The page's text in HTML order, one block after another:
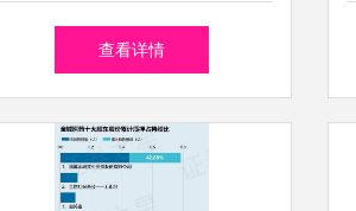
沿理念与实业投资的经营之道
查看详情